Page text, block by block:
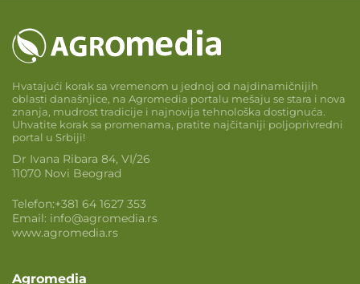
Hvatajući korak sa vremenom u jednoj od najdinamičnijih
oblasti današnjice, na Agromedia portalu mešaju se stara i nova
znanja, mudrost tradicije i najnovija tehnološka dostignuća.
Uhvatite korak sa promenama, pratite najčitaniji poljoprivredni
portal u Srbiji!
Dr Ivana Ribara 84, VI/26
11070 Novi Beograd
Telefon:+381 64 1627 353
Email: info@agromedia.rs
www.agromedia.rs
Agromedia